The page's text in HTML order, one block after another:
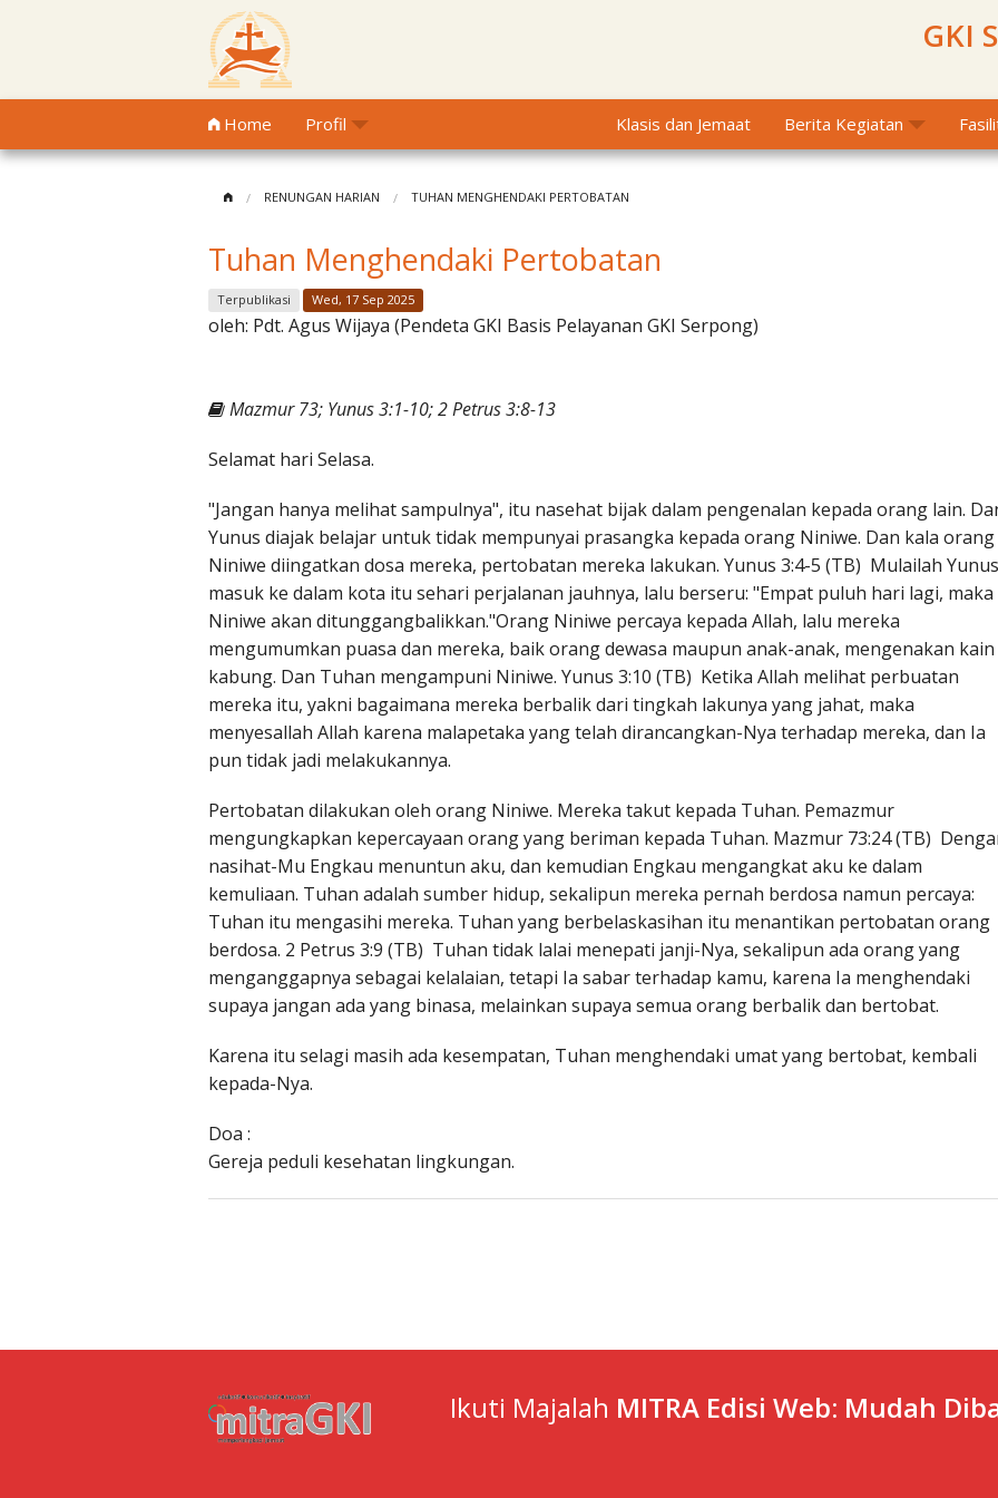
GKI
Home Profil Klasis dan Jemaat Berita Kegiatan
RENUNGAN HARIAN TUHAN MENGHENDAKI PERTOBATAN
Tuhan Menghendaki Pertobatan
Terpublikasi Wed, 17 Sep 2025
oleh: Pdt. Agus Wijaya (Pendeta GKI Basis Pelayanan GKI Serpong)
Mazmur 73; Yunus 3:1-10; 2 Petrus 3:8-13
Selamat hari Selasa.
"Jangan hanya melihat sampulnya", itu nasehat bijak dalam pengenalan kepada orang lain.
Yunus diajak belajar untuk tidak mempunyai prasangka kepada orang Niniwe. Dan kala orang
Niniwe diingatkan dosa mereka, pertobatan mereka lakukan. Yunus 3:4-5 (TB) Mulailah Yunus
masuk ke dalam kota itu sehari perjalanan jauhnya, lalu berseru: "Empat puluh hari lagi, maka
Niniwe akan ditunggangbalikkan."Orang Niniwe percaya kepada Allah, lalu mereka
mengumumkan puasa dan mereka, baik orang dewasa maupun anak-anak, mengenakan kain
kabung. Dan Tuhan mengampuni Niniwe. Yunus 3:10 (TB) Ketika Allah melihat perbuatan
mereka itu, yakni bagaimana mereka berbalik dari tingkah lakunya yang jahat, maka
menyesallah Allah karena malapetaka yang telah dirancangkan-Nya terhadap mereka, dan Ia
pun tidak jadi melakukannya.
Pertobatan dilakukan oleh orang Niniwe. Mereka takut kepada Tuhan. Pemazmur
mengungkapkan kepercayaan orang yang beriman kepada Tuhan. Mazmur 73:24 (TB)
nasihat-Mu Engkau menuntun aku, dan kemudian Engkau mengangkat aku ke dalam
kemuliaan. Tuhan adalah sumber hidup, sekalipun mereka pernah berdosa namun percaya:
Tuhan itu mengasihi mereka. Tuhan yang berbelaskasihan itu menantikan pertobatan orang
berdosa. 2 Petrus 3:9 (TB) Tuhan tidak lalai menepati janji-Nya, sekalipun ada orang yang
menganggapnya sebagai kelalaian, tetapi Ia sabar terhadap kamu, karena Ia menghendaki
supaya jangan ada yang binasa, melainkan supaya semua orang berbalik dan bertobat.
Karena itu selagi masih ada kesempatan, Tuhan menghendaki umat yang bertobat, kembali
kepada-Nya.
Doa :
Gereja peduli kesehatan lingkungan.
Ikuti Majalah MITRA Edisi Web: Mudah